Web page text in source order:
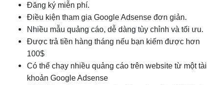
Đăng ký miễn phí.
Điều kiện tham gia Google Adsense đơn giản.
Nhiều mẫu quảng cáo, dễ dàng tùy chỉnh và tối ưu.
Được trả tiền hàng tháng nếu bạn kiếm được hơn
100$
Có thể chạy nhiều quảng cáo trên website từ một tài
khoản Google Adsense